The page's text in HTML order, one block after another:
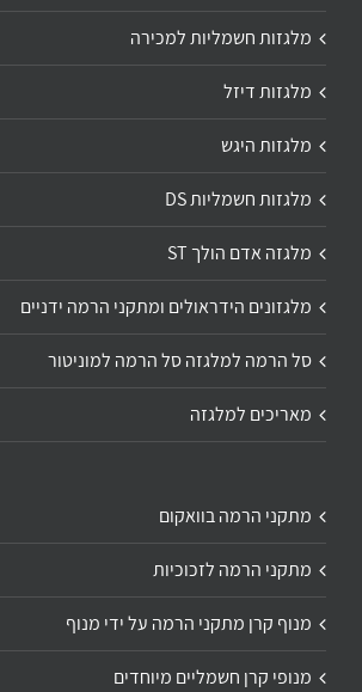
מלגזות חשמליות למכירה
מלגזות דיזל
מלגזות היגש
מלגזות חשמליות DS
מלגזה אדם הולך ST
מלגזונים הידראולים ומתקני הרמה ידניים
סל הרמה למלגזה סל הרמה למוניטור
מאריכים למלגזה
מתקני הרמה בוואקום
מתקני הרמה לזכוכיות
מנוף קרן מתקני הרמה על ידי מנוף
מנופי קרן חשמליים מיוחדים